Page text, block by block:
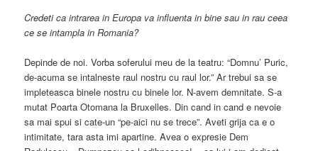
Credeti ca intrarea in Europa va influenta in bine sau in rau ceea
ce se intampla in Romania?
Depinde de noi. Vorba soferului meu de la teatru: “Domnu’ Puric,
de-acuma se intalneste raul nostru cu raul lor.” Ar trebui sa se
impleteasca binele nostru cu binele lor. N-avem demnitate. S-a
mutat Poarta Otomana la Bruxelles. Din cand in cand e nevoie
sa mai spui si cate-un “pe-aici nu se trece”. Aveti grija ca e o
intimitate, tara asta imi apartine. Avea o expresie Dem